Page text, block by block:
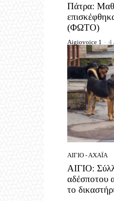
Πάτρα:
(ΦΩΤΟ)
Aigiovoice 1 - 4
ΑΊΓΙΟ - ΑΧΑΪ́Α
ΑΙΓΙΟ:
αδέσποτου
το